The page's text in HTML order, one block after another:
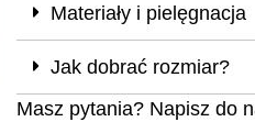
Materiały i pielęgnacja
Jak dobrać rozmiar?
Masz pytania? Napisz do